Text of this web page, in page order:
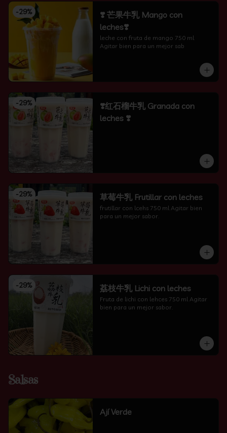
-29%
❣️ 芒果牛乳 Mango con
leches❣️
leche con fruta de mango 750 ml
Agitar bien para un mejor sab
-29%
❣️红石榴牛乳 Granada con
leches ❣️
-29% 草莓牛乳 Frutillar con leches
frutillar con lcehs 750 ml Agitar bien
para un mejor sabor.
-29% 荔枝牛乳 Lichi con leches
Fruta de lichi con lehces 750 ml Agitar
bien para un mejor sabor.
Salsas
Ají Verde